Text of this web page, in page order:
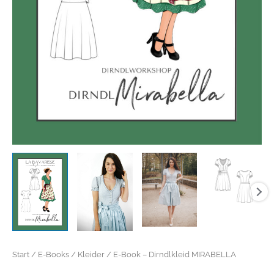
Start / E-Books / Kleider / E-Book – Dirndlkleid MIRABELLA